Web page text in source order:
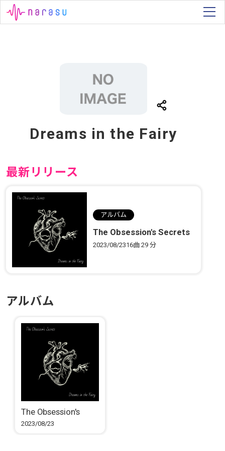
Dreams in the Fairy
最新リリース
アルバム
The Obsession's Secrets
2023/08/2316曲29 分
アルバム
The Obsession's
Secrets
2023/08/23